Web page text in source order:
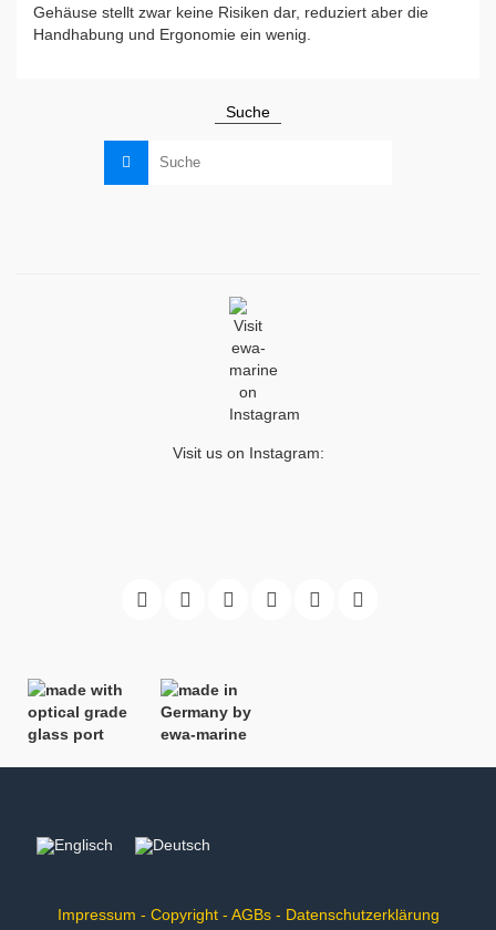
Gehäuse stellt zwar keine Risiken dar, reduziert aber die
Handhabung und Ergonomie ein wenig.
Suche
nach:
Visit us on Instagram:
Impressum - Copyright- AGBs- Datenschutzerklärung